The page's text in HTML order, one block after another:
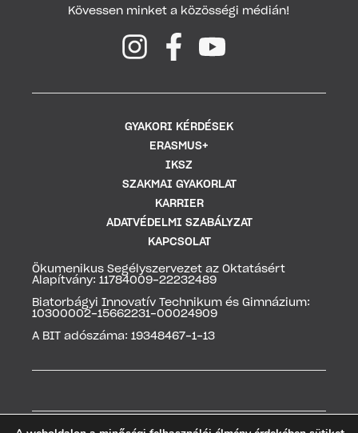
Kövessen minket a közösségi médián!
GYAKORI KÉRDÉSEK
ERASMUS+
IKSZ
SZAKMAI GYAKORLAT
KARRIER
ADATVÉDELMI SZABÁLYZAT
KAPCSOLAT
Ökumenikus Segélyszervezet az Oktatásért
Alapítvány: 11784009-22232489
Biatorbágyi Innovatív Technikum és Gimnázium:
10300002-15662231-00024909
A BIT adószáma: 19348467-1-13